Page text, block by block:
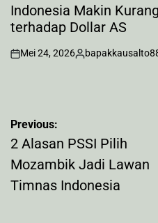
INIndonesia Makin
terhadap Dollar AS
on
Mei 24, 2026
Posted
Navigasi
pos
Previous:
2 Alasan PSSI Pilih
Mozambik Jadi Lawan
Timnas Indonesia